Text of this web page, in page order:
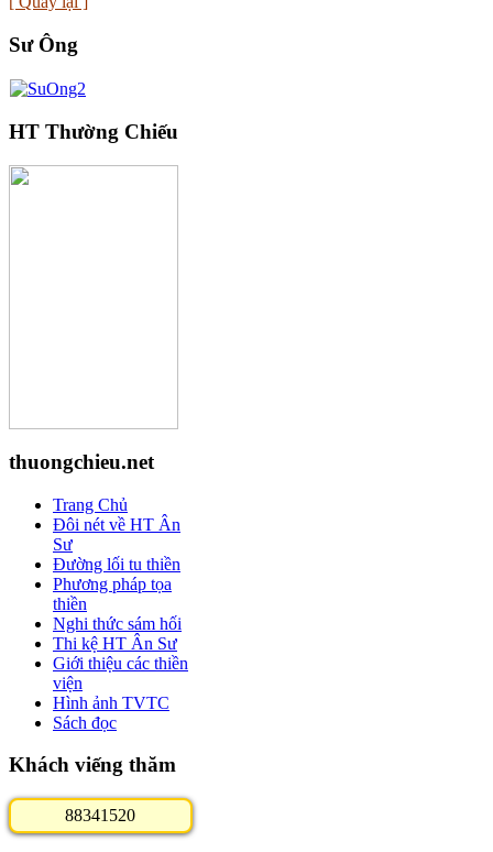
Sư Ông
HT Thường Chiếu
thuongchieu.net
Trang Chủ
Đôi nét về HT Ân
Sư
Đường lối tu thiền
Phương pháp tọa
thiền
Nghi thức sám hối
Thi kệ HT Ân Sư
Giới thiệu các thiền
viện
Hình ảnh TVTC
Sách đọc
Khách viếng thăm
88341 520